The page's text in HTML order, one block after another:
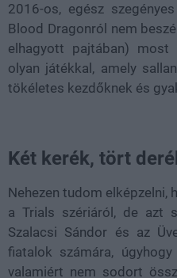
2016-os, egész
Blood Dragonról nem
elhagyott pajtában) most
olyan játékkal, amely
tökéletes kezdőknek és
Két kerék, tört
Nehezen tudom elképzelni,
a Trials szériáról, de azt
Szalacsi Sándor és az
fiatalok számára,
valamiért nem sodort